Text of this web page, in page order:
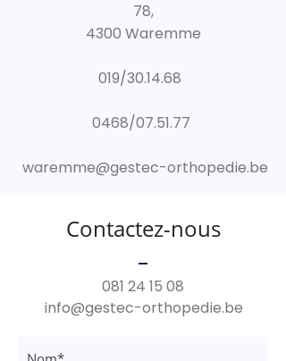
78,
4300 Waremme
019/30.14.68
0468/07.51.77
waremme@gestec-orthopedie.be
Contactez-nous
081 24 15 08
info@gestec-orthopedie.be